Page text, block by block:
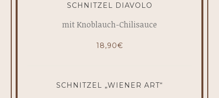
SCHNITZEL DIAVOLO
mit Knoblauch-Chilisauce
18,90€
SCHNITZEL „WIENER ART“